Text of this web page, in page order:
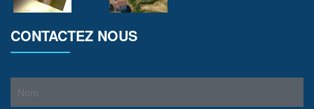
CONTACTEZ NOUS